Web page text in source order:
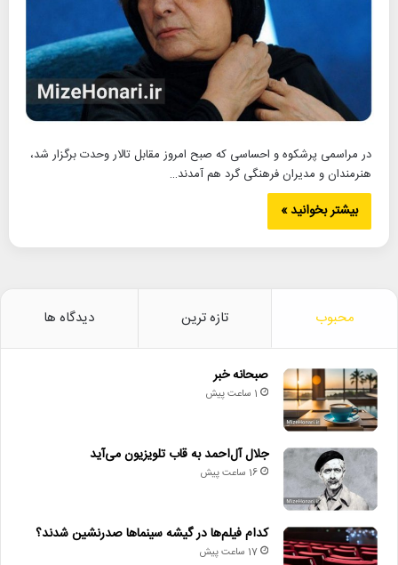
در مراسمی پرشکوه و احساسی که صبح امروز مقابل تالار وحدت برگزار شد،
هنرمندان و مدیران فرهنگی گرد هم آمدند…
بیشتر بخوانید »
محبوب تازه ترین دیدگاه ها
صبحانه خبر
1 ساعت پیش
جلال آل‌احمد به قاب تلویزیون می‌آید
16 ساعت پیش
کدام فیلم‌ها در گیشه سینماها صدرنشین شدند؟
17 ساعت پیش